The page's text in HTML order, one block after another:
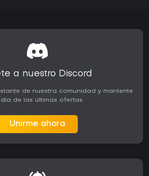
a nuestro Discord
de nuestra comunidad y mantente
de las últimas ofertas
Unirme ahora